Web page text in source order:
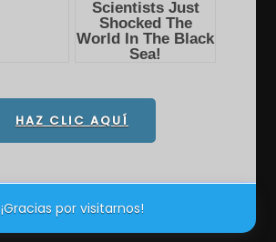
HAZ CLIC AQUÍ
¡Gracias por visitarnos!